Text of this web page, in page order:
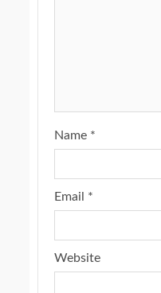
Name *
Email *
Website